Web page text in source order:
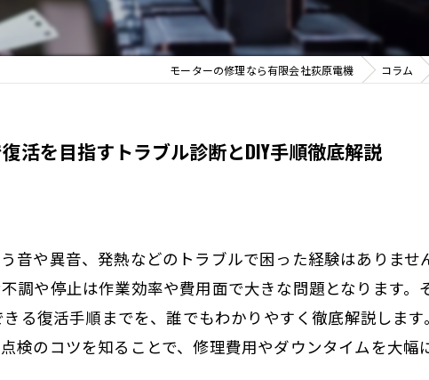
モーターの修理なら有限会社荻原電機 コラム
活を目指すトラブル診断とDIY手順徹底解説
音や異音、発熱などのトラブルで困った経験はありま
調や停止は作業効率や費用面で大きな問題となります
きる復活手順までを、誰でもわかりやすく徹底解説しま
検のコツを知ることで、修理費用やダウンタイムを大幅